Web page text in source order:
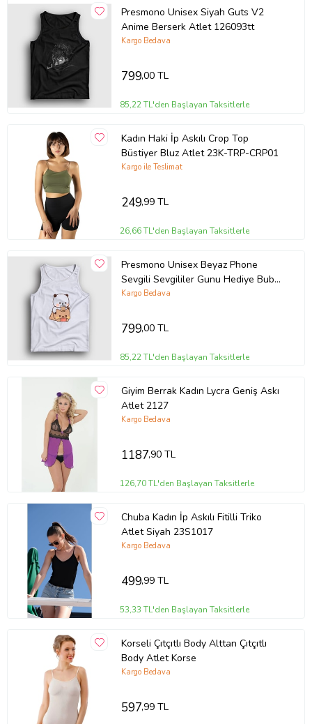
Presmono Unisex Siyah Guts V2
Anime Berserk Atlet 126093tt
Kargo Bedava
799,00 TL
85,22 TL'den Başlayan Taksitlerle
Kadın Haki İp Askılı Crop Top
Büstiyer Bluz Atlet 23K-TRP-CRP01
Kargo ile Teslimat
249,99 TL
26,66 TL'den Başlayan Taksitlerle
Presmono Unisex Beyaz Phone
Sevgili Sevgililer Gunu Hediye Bubu
Dudu Atlet 481463tt
Kargo Bedava
799,00 TL
85,22 TL'den Başlayan Taksitlerle
Giyim Berrak Kadın Lycra Geniş Askı
Atlet 2127
Kargo Bedava
1187,90 TL
126,70 TL'den Başlayan Taksitlerle
Chuba Kadın İp Askılı Fitilli Triko
Atlet Siyah 23S1017
Kargo Bedava
499,99 TL
53,33 TL'den Başlayan Taksitlerle
Korseli Çıtçıtlı Body Alttan Çıtçıtlı
Body Atlet Korse
Kargo Bedava
597,99 TL